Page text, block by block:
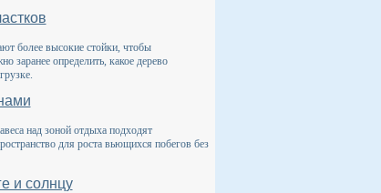
более высокие стойки, чтобы
заранее определить, какое дерево
над зоной отдыха подходят
для роста вьющихся побегов без
и солнцу